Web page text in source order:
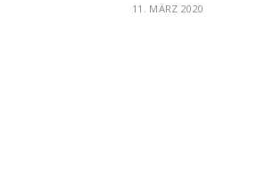
11. MÄRZ 2020